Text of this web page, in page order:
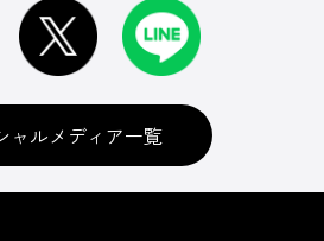
ャルメディア一覧